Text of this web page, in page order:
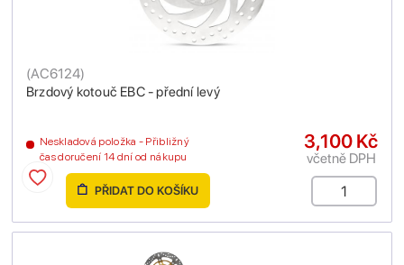
Brzdový kotouč EBC - přední levý
(AC6124)
Neskladová položka - Přibližný
čas doručení 14 dní od nákupu
3,100 Kč
včetně DPH
PŘIDAT DO KOŠÍKU